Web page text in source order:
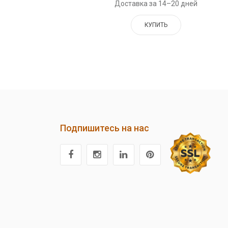
Доставка за 14–20 дней
КУПИТЬ
Подпишитесь на нас